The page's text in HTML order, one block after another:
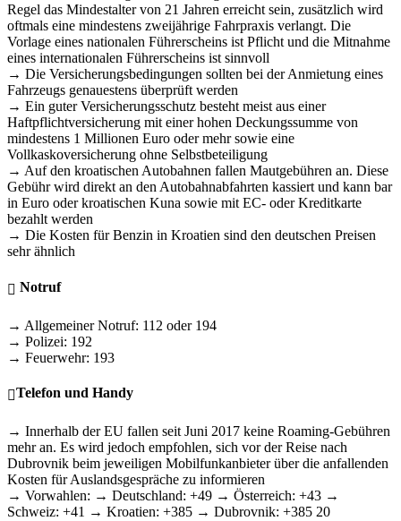
Regel das Mindestalter von 21 Jahren erreicht sein, zusätzlich wird
oftmals eine mindestens zweijährige Fahrpraxis verlangt. Die
Vorlage eines nationalen Führerscheins ist Pflicht und die Mitnahme
eines internationalen Führerscheins ist sinnvoll
→ Die Versicherungsbedingungen sollten bei der Anmietung eines
Fahrzeugs genauestens überprüft werden
→ Ein guter Versicherungsschutz besteht meist aus einer
Haftpflichtversicherung mit einer hohen Deckungssumme von
mindestens 1 Millionen Euro oder mehr sowie eine
Vollkaskoversicherung ohne Selbstbeteiligung
→ Auf den kroatischen Autobahnen fallen Mautgebühren an. Diese
Gebühr wird direkt an den Autobahnabfahrten kassiert und kann bar
in Euro oder kroatischen Kuna sowie mit EC- oder Kreditkarte
bezahlt werden
→ Die Kosten für Benzin in Kroatien sind den deutschen Preisen
sehr ähnlich
Notruf
→ Allgemeiner Notruf: 112 oder 194
→ Polizei: 192
→ Feuerwehr: 193
Telefon und Handy
→ Innerhalb der EU fallen seit Juni 2017 keine Roaming-Gebühren
mehr an. Es wird jedoch empfohlen, sich vor der Reise nach
Dubrovnik beim jeweiligen Mobilfunkanbieter über die anfallenden
Kosten für Auslandsgespräche zu informieren
→ Vorwahlen: → Deutschland: +49 → Österreich: +43 →
Schweiz: +41 → Kroatien: +385 → Dubrovnik: +385 20